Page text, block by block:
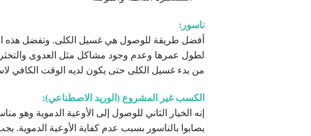
ناسور:
أفضل طريقة للوصول هي غسيل الكلى. وتفضل هذه
لطول عمرها وعدم وجود مشاكل مثل العدوى
من بدء غسيل الكلى حتى يكون لديه الوقت الكافي
الكسب غير المشروع (الوريد الاصطناعي):
إنه الخيار الثاني للوصول إلى الأوعية الدموية وهو
يصابوا بالناسور بسبب عدم كفاية الأوعية